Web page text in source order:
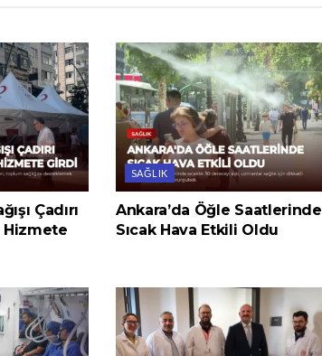
Çadırı
Hizmete
SAĞLIK
Ankara’da Öğle Saatlerinde
Sıcak Hava Etkili Oldu